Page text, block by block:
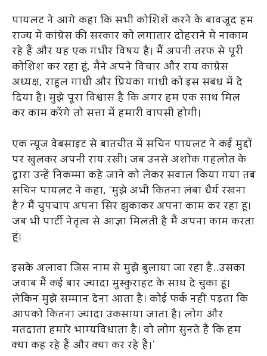
पायलट ने आगे कहा कि सभी कोशिशें करने के बावजूद हम
राज्य में कांग्रेस की सरकार को लगातार दोहराने में नाकाम
रहे हैं और यह एक गंभीर विषय है। मैं अपनी तरफ से पूरी
कोशिश कर रहा हूं, मैंने अपने विचार और राय कांग्रेस
अध्यक्ष, राहुल गांधी और प्रियंका गांधी को इस संबंध में दे
दिया है। मुझे पूरा विश्वास है कि अगर हम एक साथ मिल
कर काम करेंगे तो सत्ता में हमारी वापसी होगी।
एक न्यूज वेबसाइट से बातचीत में सचिन पायलट ने कई मुद्दों
पर खुलकर अपनी राय रखी। जब उनसे अशोक गहलोत के
द्वारा उन्हें निकम्मा कहे जाने को लेकर सवाल किया गया तब
सचिन पायलट ने कहा, ‘मुझे अभी कितना लंबा धैर्य रखना
है? मैं चुपचाप अपना सिर झुकाकर अपना काम कर रहा हूं।
जब भी पार्टी नेतृत्व से आज्ञा मिलती है मैं अपना काम करता
हूं।
इसके अलावा जिस नाम से मुझे बुलाया जा रहा है..उसका
जवाब मैं कई बार ज्यादा मुस्कुराहट के साथ दे चुका हूं।
लेकिन मुझे सम्मान देना आता है। कोई फर्क नहीं पड़ता कि
आपको कितना ज्यादा उकसाया जाता है। लोग और
मतदाता हमारे भाग्यविधाता है। वो लोग सुनते हैं कि हम
क्या कह रहे हैं और क्या कर रहे हैं।’